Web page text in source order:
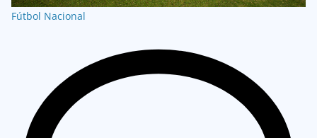
Fútbol Nacional